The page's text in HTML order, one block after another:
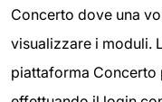
Concerto dove una
visualizzare i moduli.
piattaforma Concerto